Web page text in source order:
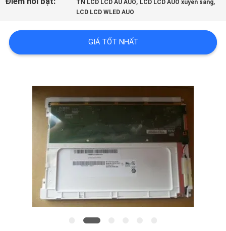
HỆ
CHÚNG
TRƯỜNG
TN LCD LCD AU AUO LCD LCD AUO xuyên sáng
LCD LCD WLED AUO
GIÁ TỐT NHẤT